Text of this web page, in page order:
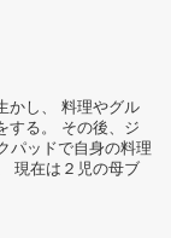
かし、 料理やグル
する。 その後、ジ
パッドで自身の料理
現在は２児の母ブ